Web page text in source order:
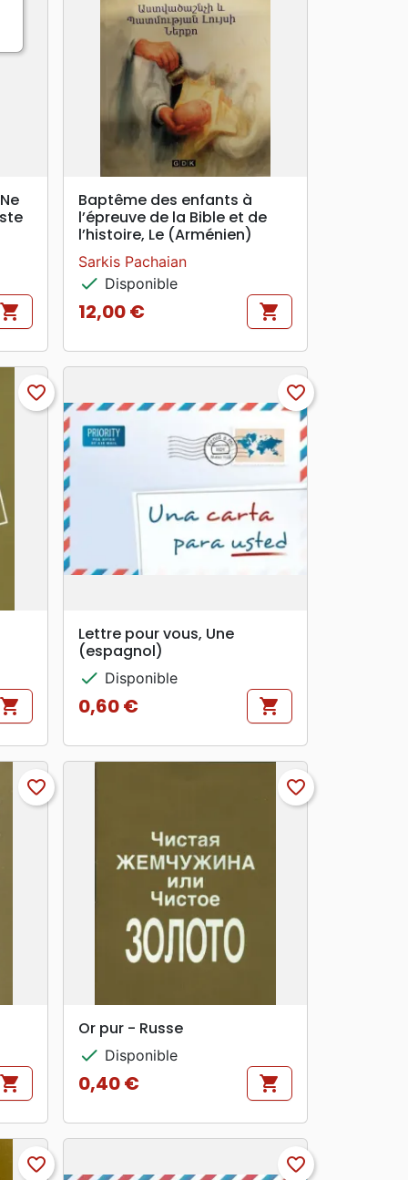
shopping_cart
search APERÇU RAPIDE
Baptême des enfants à
l’épreuve de la Bible et de
l’histoire, Le (Arménien)
Sarkis Pachaian
check Disponible
Prix
12,00 € shopping_cart
favorite_border
shopping_cart
search APERÇU RAPIDE
favorite_border
Lettre pour vous, Une
(espagnol)
check Disponible
Prix
0,60 € shopping_cart
favorite_border
shopping_cart
search APERÇU RAPIDE
favorite_border
Or pur - Russe
check Disponible
Prix
0,40 € shopping_cart
favorite_border favorite_border